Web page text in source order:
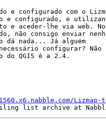
e configurado com o
e configurado, e
e aceder-lhe via web. No
não consigo enviar
nada... Já alguém
configurar? Não
do QGIS é a 2.4.
Lizmap-